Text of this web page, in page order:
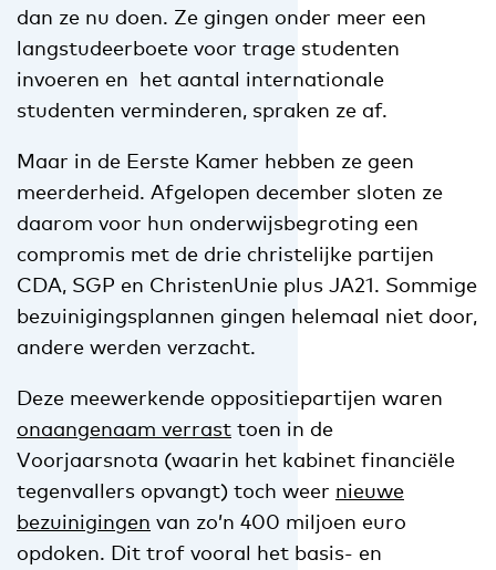
dan ze nu doen. Ze gingen onder meer een
langstudeerboete voor trage studenten
invoeren en het aantal internationale
studenten verminderen, spraken ze af.
Maar in de Eerste Kamer hebben ze geen
meerderheid. Afgelopen december sloten ze
daarom voor hun onderwijsbegroting een
compromis met de drie christelijke partijen
CDA, SGP en ChristenUnie plus JA21. Sommige
bezuinigingsplannen gingen helemaal niet door,
andere werden verzacht.
Deze meewerkende oppositiepartijen waren
onaangenaam verrast toen in de
Voorjaarsnota (waarin het kabinet financiële
tegenvallers opvangt) toch weer nieuwe
bezuinigingen van zo’n 400 miljoen euro
opdoken. Dit trof vooral het basis- en